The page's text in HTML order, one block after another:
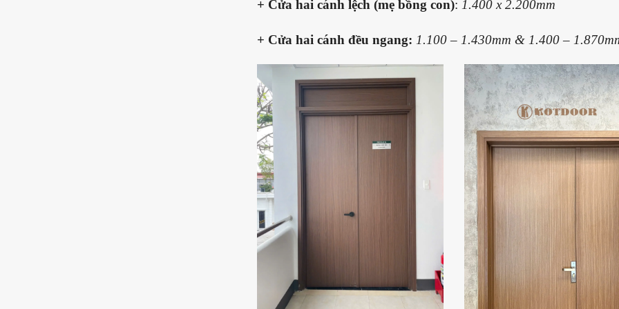
+ Cửa hai cánh lệch (mẹ bồng con): 1.400 x 2.200mm
+ Cửa hai cánh đều ngang: 1.100 – 1.430mm & 1.400 –